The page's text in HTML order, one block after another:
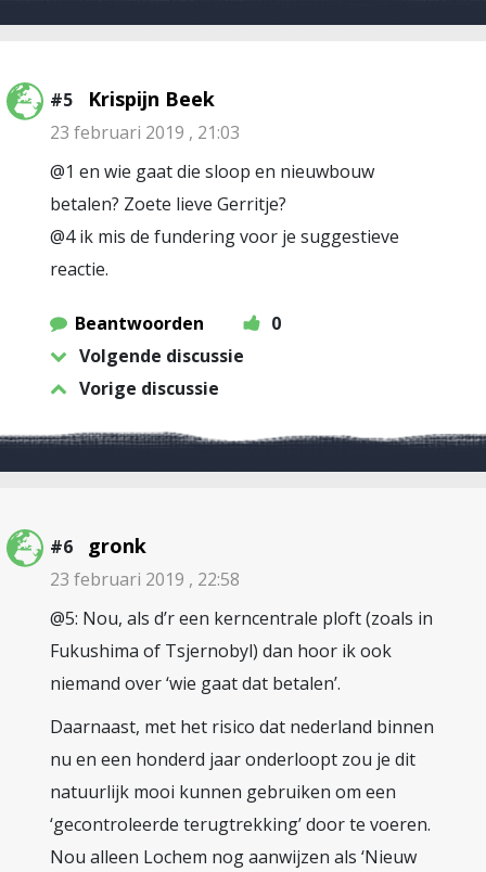
#5 Krispijn Beek
23 februari 2019 , 21:03
@1 en wie gaat die sloop en nieuwbouw
betalen? Zoete lieve Gerritje?
@4 ik mis de fundering voor je suggestieve
reactie.
Beantwoorden
0
Volgende discussie
Vorige discussie
#6 gronk
23 februari 2019 , 22:58
@5: Nou, als d’r een kerncentrale ploft (zoals in
Fukushima of Tsjernobyl) dan hoor ik ook
niemand over ‘wie gaat dat betalen’.
Daarnaast, met het risico dat nederland binnen
nu en een honderd jaar onderloopt zou je dit
natuurlijk mooi kunnen gebruiken om een
‘gecontroleerde terugtrekking’ door te voeren.
Nou alleen Lochem nog aanwijzen als ‘Nieuw